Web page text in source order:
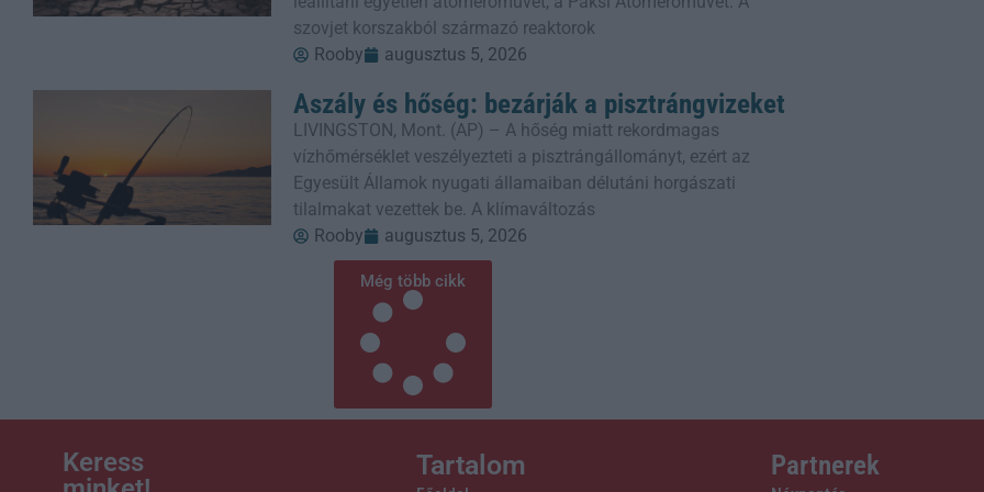
szovjet korszakból származó reaktorok
Rooby
augusztus 5, 2026
Aszály és hőség: bezárják a pisztrángvizeket
LIVINGSTON, Mont. (AP) – A hőség miatt rekordmagas
vízhőmérséklet veszélyezteti a pisztrángállományt, ezért az
Egyesült Államok nyugati államaiban délutáni horgászati
tilalmakat vezettek be. A klímaváltozás
Rooby
augusztus 5, 2026
Még több cikk
Keress
Tartalom Partnerek